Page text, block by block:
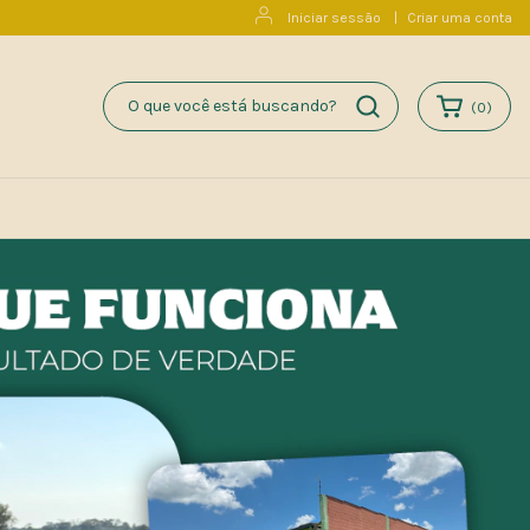
Iniciar sessão Criar uma conta
(0)